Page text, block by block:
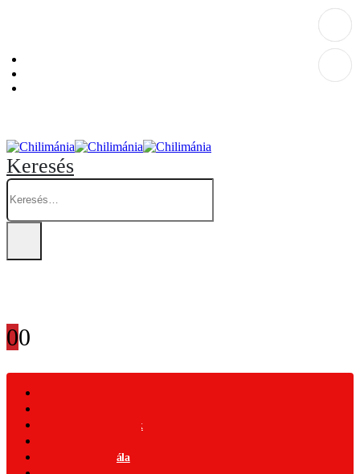
Személyes átvételi pont: Budapest, Hegedűs Gyula utca 32. – Chilimánia üzlet.
Keresés
00
Ajándék Termékek
Csípősségi-Skála